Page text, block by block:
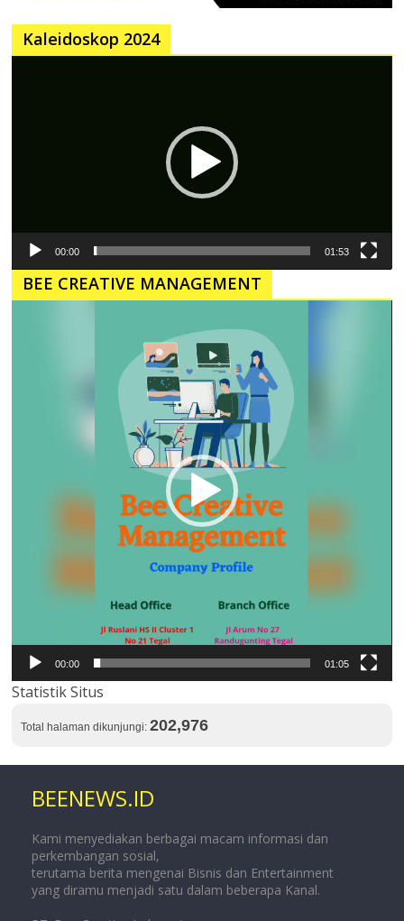
Kaleidoskop 2024
00:00 01:53
BEE CREATIVE MANAGEMENT
00:00 01:05
Statistik Situs
Total halaman dikunjungi:202,976
BEENEWS.ID
Kami menyediakan berbagai macam informasi dan
perkembangan sosial,
terutama berita mengenai Bisnis dan Entertainment
yang diramu menjadi satu dalam beberapa Kanal.